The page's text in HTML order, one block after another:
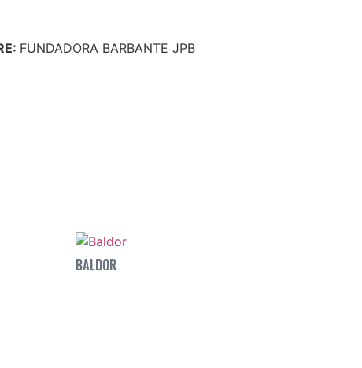
FUNDADORA BARBANTE JPB
BALDOR